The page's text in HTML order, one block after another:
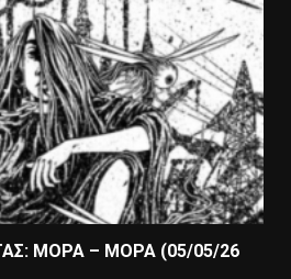
ΜΟΡΑ – ΜΟΡΑ (05/05/26